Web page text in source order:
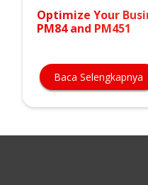
Optimize Your
PM84 and PM451
Baca Selengkapnya